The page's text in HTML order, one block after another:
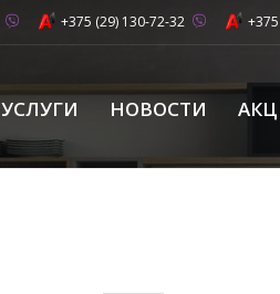
+375 (29) 130-72-32
УСЛУГИ НОВОСТИ